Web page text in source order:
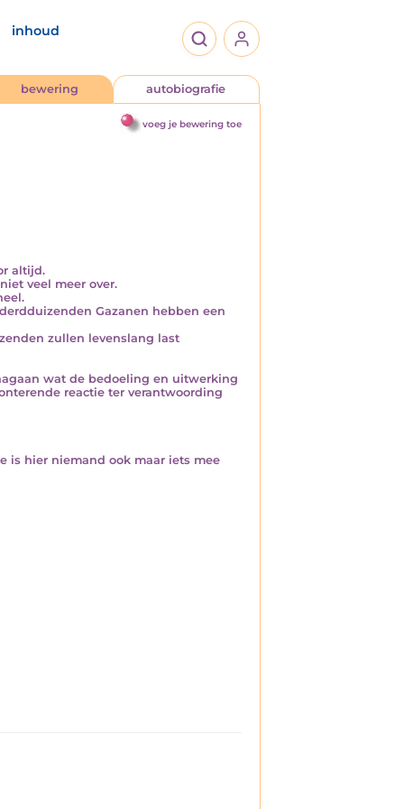
inhoud
bewering autobiografie
voeg je bewering toe
altijd.
veel meer over.
Gazanen hebben een
zullen levenslang last
wat de bedoeling en uitwerking
reactie ter verantwoording
is hier niemand ook maar iets mee